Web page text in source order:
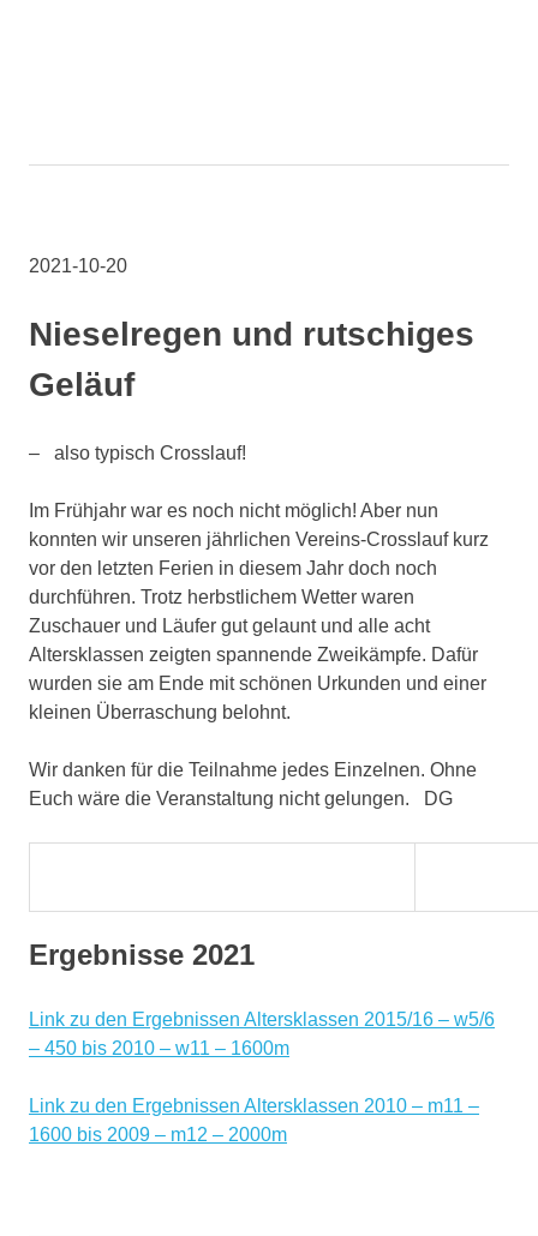
2021-10-20
Nieselregen und rutschiges
Geläuf
– also typisch Crosslauf!
Im Frühjahr war es noch nicht möglich! Aber nun
konnten wir unseren jährlichen Vereins-Crosslauf kurz
vor den letzten Ferien in diesem Jahr doch noch
durchführen. Trotz herbstlichem Wetter waren
Zuschauer und Läufer gut gelaunt und alle acht
Altersklassen zeigten spannende Zweikämpfe. Dafür
wurden sie am Ende mit schönen Urkunden und einer
kleinen Überraschung belohnt.
Wir danken für die Teilnahme jedes Einzelnen. Ohne
Euch wäre die Veranstaltung nicht gelungen. DG
Ergebnisse 2021
Link zu den Ergebnissen Altersklassen 2015/16 – w5/6
– 450 bis 2010 – w11 – 1600m
Link zu den Ergebnissen Altersklassen 2010 – m11 –
1600 bis 2009 – m12 – 2000m